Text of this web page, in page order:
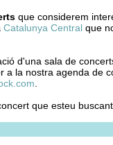
que considerem
Catalunya Centralque
d'una sala de
a la nostra agenda de
que esteu